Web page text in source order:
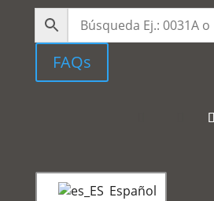
FAQs
Español